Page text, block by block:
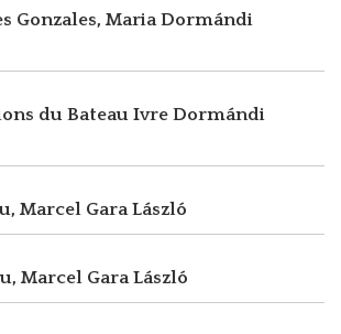
Gonzales, MariaDormándi
du Bateau Ivre Dormándi
Marcel Gara László
Marcel Gara László